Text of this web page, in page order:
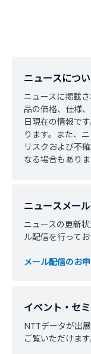
ニュースにつ
ニュースに掲載
品の価格、仕様
日現在の情報で
ります。また、
リスクおよび不
なる場合もあり
ニュースメー
ニュースの更新
ル配信を行ってお
メール配信のお
イベント・セ
NTTデータが出
ご覧いただけます